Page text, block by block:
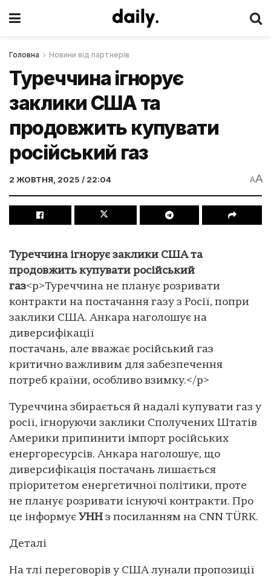
Головна Новини від партнерів
Туреччина ігнорує
заклики США та
продовжить купувати
російський газ
2 ЖОВТНЯ, 2025 / 22:04 AA
Туреччина ігнорує заклики США та
продовжить купувати російський
газ<p>Туреччина не планує розривати
контракти на постачання газу з Росії, попри
заклики США. Анкара наголошує на
диверсифікації
постачань, але вважає російський газ
критично важливим для забезпечення
потреб країни, особливо взимку.</p>
Туреччина збирається й надалі купувати газ у
росії, ігноруючи заклики Сполучених Штатів
Америки припинити імпорт російських
енергоресурсів. Анкара наголошує, що
диверсифікація постачань лишається
пріоритетом енергетичної політики, проте
не планує розривати існуючі контракти. Про
це інформує УНН з посиланням на CNN TÜRK.
Деталі
На тлі переговорів у США лунали пропозиції